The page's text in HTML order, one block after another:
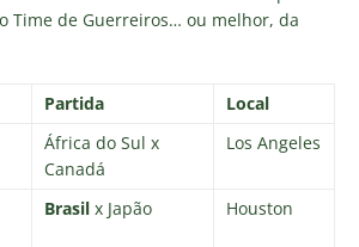
Time de Guerreiros… ou melhor, da
Partida
Local
África do Sul x
Canadá
Los Angeles
Brasil x Japão Houston